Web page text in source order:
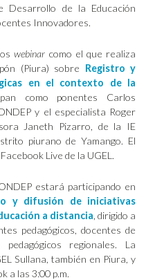
Desarrollo de la Educación
Innovadores.
webinar como el que realiza
(Piura) sobre Registro y
en el contexto de la
como ponentes Carlos
y el especialista Roger
Janeth Pizarro, de la IE
piurano de Yamango. El
Live de la UGEL.
estará participando en
y difusión de iniciativas
a distancia , dirigido a
pedagógicos, docentes de
regionales. La
Sullana, también en Piura, y
a las 3:00 p.m.